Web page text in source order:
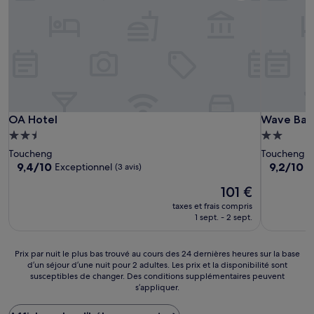
OA Hotel
OA Hotel
Hébergement
2.5 étoiles
Toucheng
9.4
9,4/10 Exceptionnel (3 avis)
Le
nouveau
prix
101 €
101 €
taxes et frais compris
1 sept. - 2 sept.
Wave
Wave
2.0 étoiles
Toucheng
9.2
9,2/10
Prix
plus
Prix par nuit le plus bas trouvé au cours des 24 dernières heures sur la base
d’un séjour d’une nuit pour 2 adultes. Les prix et la disponibilité sont
susceptibles de changer. Des conditions supplémentaires peuvent
s’appliquer.